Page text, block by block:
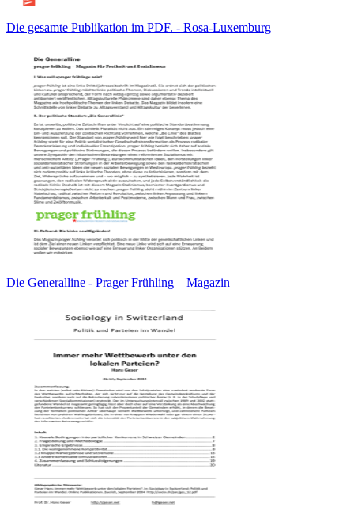
Die gesamte Publikation im PDF. - Rosa-Luxemburg
Die Generalline - Prager Frühling – Magazin